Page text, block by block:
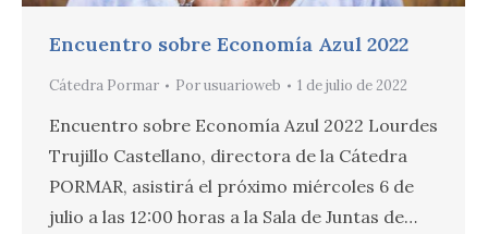
Encuentro sobre Economía Azul 2022
Cátedra Pormar Porusuarioweb 1 de julio de 2022
Encuentro sobre Economía Azul 2022 Lourdes
Trujillo Castellano, directora de la Cátedra
PORMAR, asistirá el próximo miércoles 6 de
julio a las 12:00 horas a la Sala de Juntas de…